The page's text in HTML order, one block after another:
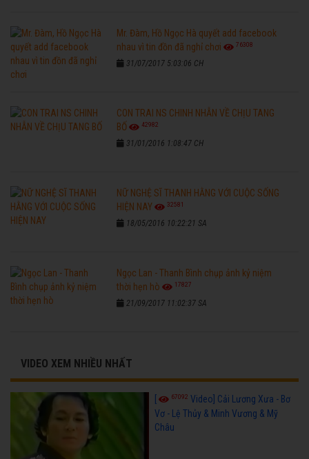
Mr. Đàm, Hồ Ngọc Hà quyết add facebook
nhau vì tin đồn đã nghỉ chơi
76308
31/07/2017 5:03:06 CH
CON TRAI NS CHINH NHẪN VỀ CHỊU TANG
BỐ
42982
31/01/2016 1:08:47 CH
NỮ NGHỆ SĨ THANH HẰNG VỚI CUỘC SỐNG
HIỆN NAY
32581
18/05/2016 10:22:21 SA
Ngọc Lan - Thanh Bình chụp ảnh kỷ niệm
thời hẹn hò
17827
21/09/2017 11:02:37 SA
VIDEO XEM NHIỀU NHẤT
[ 67092 Video] Cải Lương Xưa - Bơ
Vơ - Lệ Thủy & Minh Vương & Mỹ
Châu